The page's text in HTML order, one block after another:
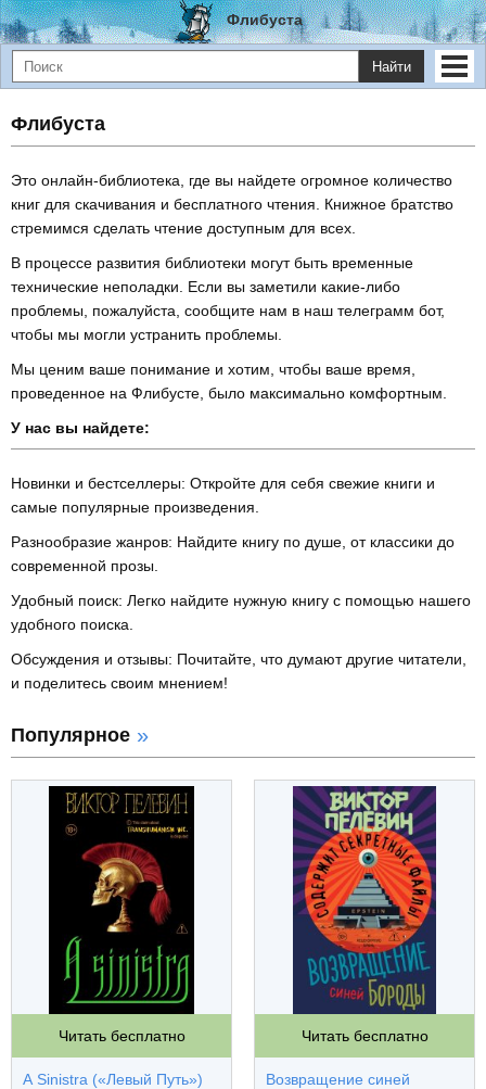
Флибуста
Найти
Флибуста
Это онлайн-библиотека, где вы найдете огромное количество
книг для скачивания и бесплатного чтения. Книжное братство
стремимся сделать чтение доступным для всех.
В процессе развития библиотеки могут быть временные
технические неполадки. Если вы заметили какие-либо
проблемы, пожалуйста, сообщите нам в наш телеграмм бот,
чтобы мы могли устранить проблемы.
Мы ценим ваше понимание и хотим, чтобы ваше время,
проведенное на Флибусте, было максимально комфортным.
У нас вы найдете:
Новинки и бестселлеры: Откройте для себя свежие книги и
самые популярные произведения.
Разнообразие жанров: Найдите книгу по душе, от классики до
современной прозы.
Удобный поиск: Легко найдите нужную книгу с помощью нашего
удобного поиска.
Обсуждения и отзывы: Почитайте, что думают другие читатели,
и поделитесь своим мнением!
Популярное
Читать бесплатно
A Sinistra («Левый Путь»)
Читать бесплатно
Возвращение синей